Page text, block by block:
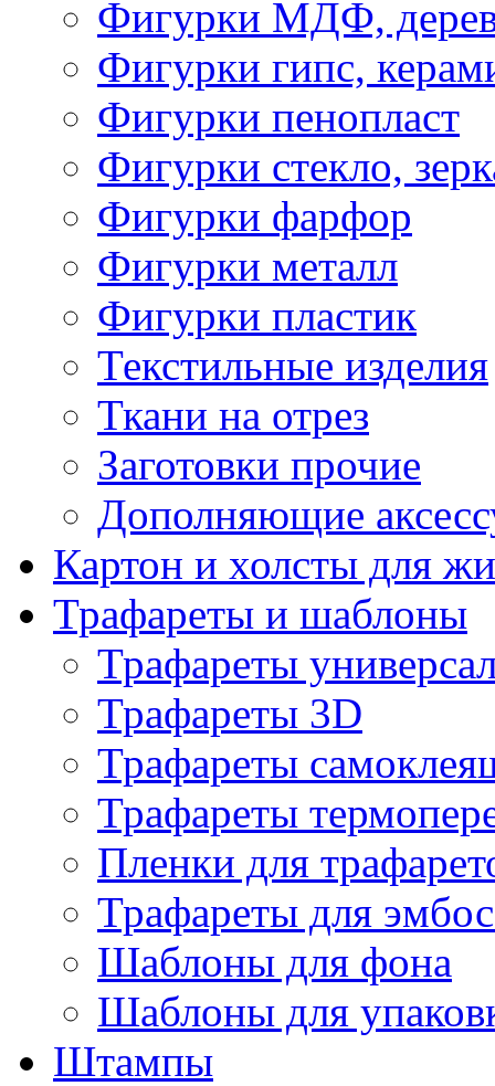
Фигурки МДФ,
Фигурки гипс,
Фигурки пенопласт
Фигурки стекло,
Фигурки фарфор
Фигурки металл
Фигурки пластик
Текстильные изделия
Ткани на отрез
Заготовки прочие
Дополняющие
Картон и холсты для
Трафареты и шаблоны
Трафареты
Трафареты 3D
Трафареты
Трафареты
Пленки для
Трафареты для
Шаблоны для фона
Шаблоны для
Штампы